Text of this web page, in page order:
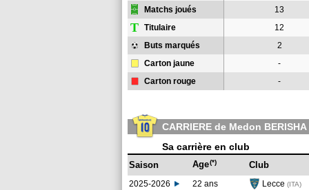
Matchs joués 13
T Titulaire 12
Buts marqués 2
Carton jaune -
Carton rouge -
CARRIERE de Medon BERISHA
Sa carrière en club
Saison Age(*) Club
2025-2026 22 ans Lecce (ITA)